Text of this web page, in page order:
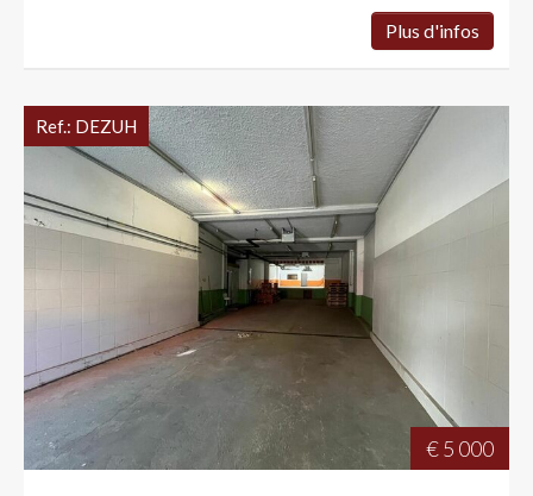
Plus d'infos
€ 5 000
Ref.: DEZUH